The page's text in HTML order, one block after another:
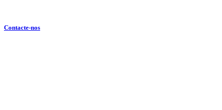
Contacte-nos